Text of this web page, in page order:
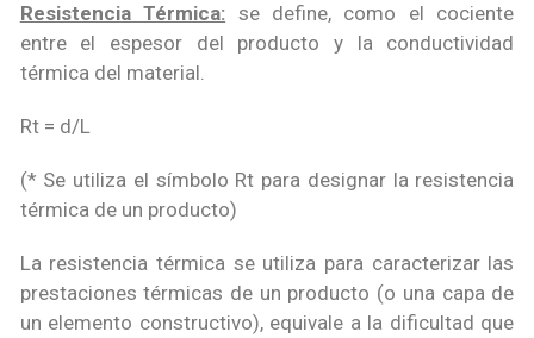
Resistencia Térmica: se define, como el cociente
entre el espesor del producto y la conductividad
térmica del material.
Rt = d/L
(* Se utiliza el símbolo Rt para designar la resistencia
térmica de un producto)
La resistencia térmica se utiliza para caracterizar las
prestaciones térmicas de un producto (o una capa de
un elemento constructivo), equivale a la dificultad que